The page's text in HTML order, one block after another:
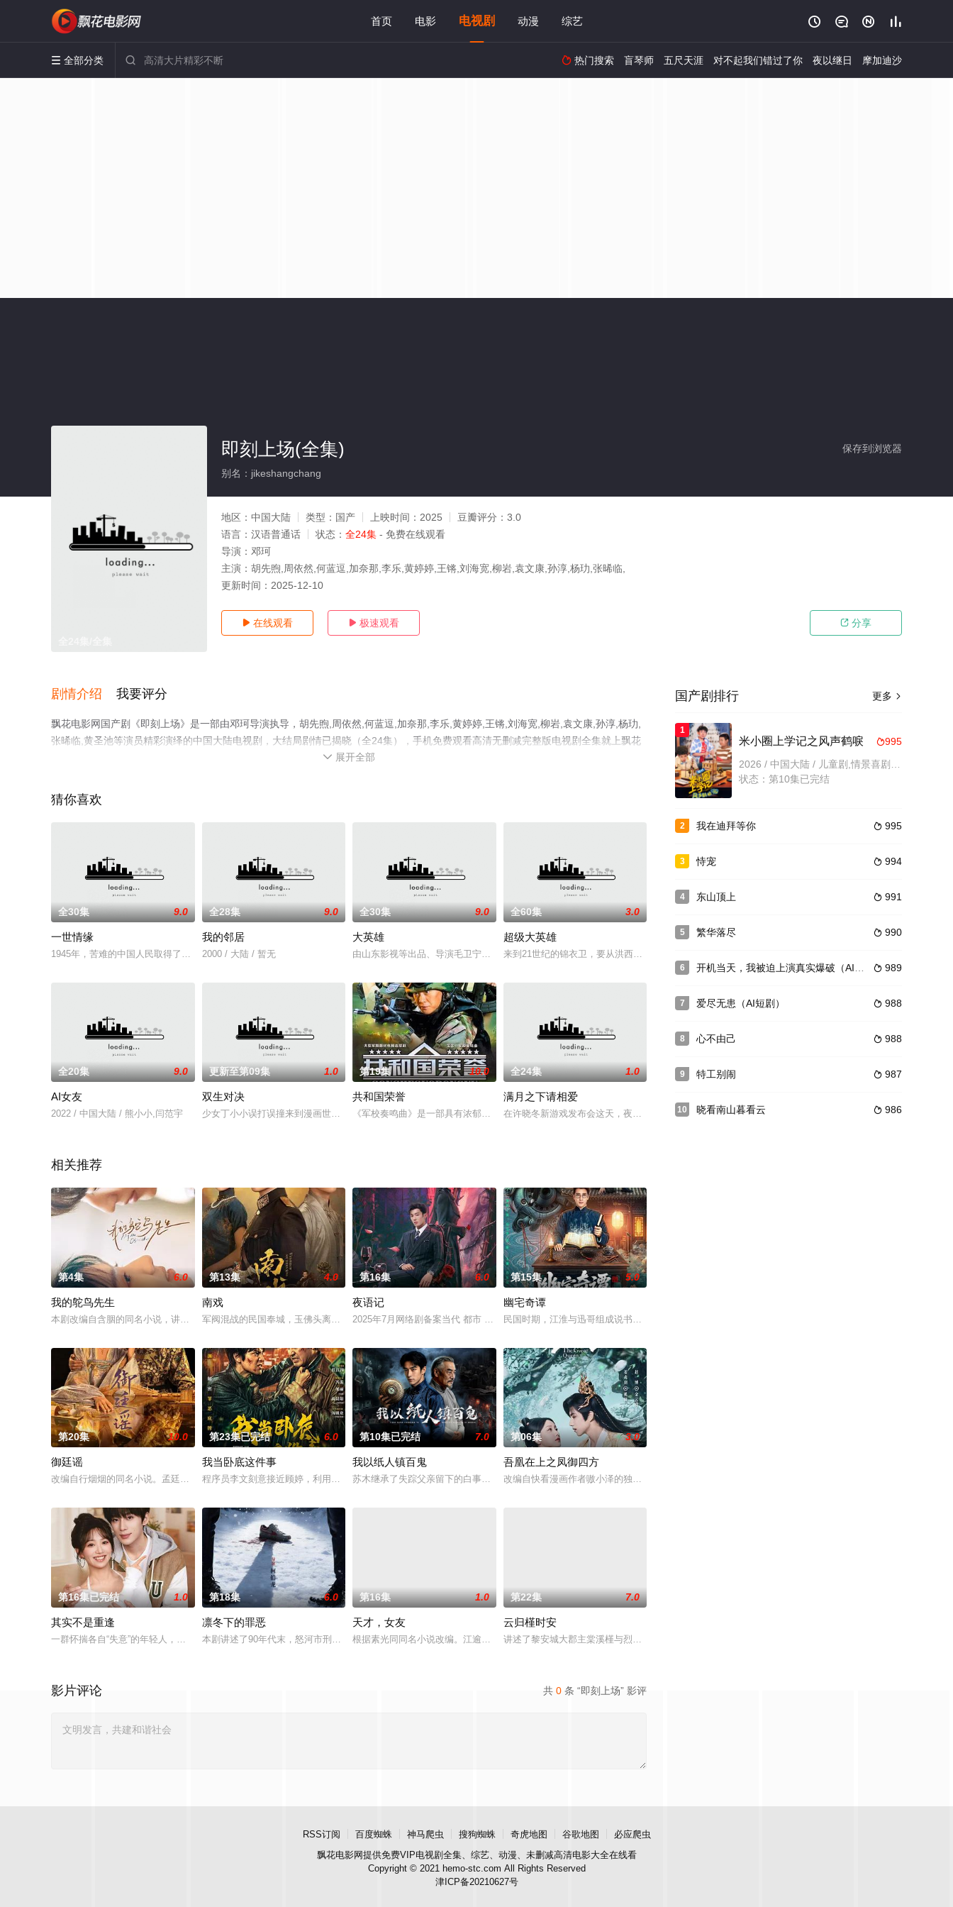
首页 电影 电视剧 动漫 综艺    
 全部分类   热门搜索 盲琴师 五尺天涯 对不起我们错过了你 夜以继日 摩加迪沙
保存到浏览器
即刻上场(全集)
别名：jikeshangchang
地区： 中国大陆 类型： 国产 上映时间： 2025 豆瓣评分： 3.0
语言： 汉语普通话 状态： 全24集 - 免费在线观看
导演： 邓珂
主演： 胡先煦,周依然,何蓝逗,加奈那,李乐,黄婷婷,王锵,刘海宽,柳岩,袁文康,孙淳,杨玏,张晞临,
更新时间： 2025-12-10
 在线观看  极速观看  分享
剧情介绍 我要评分
飘花电影网国产剧《即刻上场》是一部由邓珂导演执导，胡先煦,周依然,何蓝逗,加奈那,李乐,黄婷婷,王锵,刘海宽,柳岩,袁文康,孙淳,杨玏,
张晞临,黄圣池等演员精彩演绎的中国大陆电视剧，大结局剧情已揭晓（全24集），手机免费观看高清无删减完整版电视剧全集就上飘花
影院，更多相关信息可移步至豆瓣电视剧、电视猫或剧情网等平台了解。
 展开全部
猜你喜欢
全30集 9.0
一世情缘
1945年，苦难的中国人民取得了抗日战争的胜利。人们脸上露出了久违的笑容，他们此时还没想到，自己的命运还将随着时代的浪涛
全28集 9.0
我的邻居
2000 / 大陆 / 暂无
全30集 9.0
大英雄
由山东影视等出品、导演毛卫宁担任艺术总监，张彤、严俊里执导，李佳航MVP 贾青 主演的民国青春成长传奇剧《#大英雄# 》
全60集 3.0
超级大英雄
来到21世纪的锦衣卫，要从洪西东身上夺回夜明珠。结果却遇上了长相一样的洪晓东，再加上随身的龙纹玉佩
全20集 9.0
AI女友
2022 / 中国大陆 / 熊小小,闫范宇
更新至第09集 1.0
双生对决
少女丁小小误打误撞来到漫画世界，从白民城秘地醒来，竟发现自己的身份是城主婢女裴霜仪。在躲避卫士抓捕时，裴霜仪结识了城主萧
第19集 10.0
共和国荣誉
《军校奏鸣曲》是一部具有浓郁音乐色彩的青春励志剧，它以我军某IT信息指挥学院组建一支军乐队为故事框架，运用精彩的情节和典
全24集 1.0
满月之下请相爱
在许晓冬新游戏发布会这天，夜空中出现天文奇观“超级满月”。梦幻的月光之下，一个清新甜美的女生落在了
相关推荐
第4集 6.0
我的鸵鸟先生
本剧改编自含胭的同名小说，讲述了邻家女孩庞倩（苏晓彤 饰）与童年时因一场意外落下身体残缺的少年顾铭夕（何洛洛 饰）的成长
第13集 4.0
南戏
军阀混战的民国奉城，玉佛头离奇失窃，戏班主横尸戏台，将冷血少帅许又安与昆曲名伶荣筱楠推向不死不休的对立绝境。而他们不知，
第16集 6.0
夜语记
2025年7月网络剧备案当代 都市 海南越酷文化传媒有限公司
第15集 5.0
幽宅奇谭
民国时期，江淮与迅哥组成说书班子，偶遇“白天人住屋，晚上鬼占房”的阴阳宅，江淮被掳走配“阴婚”。他与女
第20集 10.0
御廷谣
改编自行烟烟的同名小说。孟廷辉，大平王朝有史以来个以女子进士科三元及第入翰林院的奇女子。十年前的她被他从死人堆里救出来，
第23集已完结 6.0
我当卧底这件事
程序员李文刻意接近顾婷，利用顾炎女儿奴的属性，请求老炮儿顾炎带自己用程序员身份卧底电诈集团以求查出未婚妻离奇死亡的真相。
第10集已完结 7.0
我以纸人镇百鬼
苏木继承了失踪父亲留下的白事馆，本想低调扎纸维生，却因一具流血的新娘纸人卷入了一场跨越十年的惊天阴谋。这纸人身上，竟贴着
第06集 3.0
吾凰在上之凤御四方
改编自快看漫画作者嗷小泽的独家连载漫画《吾凰在上》。现代少女奚圆（姜贞羽 饰）因意外踏入玄机界，继
第16集已完结 1.0
其实不是重逢
一群怀揣各自“失意”的年轻人，在沿海小城南安相遇相知，他们决心各展所长创办旅行社。他们以当地的特色人文与美食为引，用真诚
第18集 6.0
凛冬下的罪恶
本剧讲述了90年代末，怒河市刑侦支队在无普及监控、无DNA鉴定技术的支持下，通过摸排、勘查等传统刑侦手段，接连破获数起重
第16集 1.0
天才，女友
根据素光同同名小说改编。江逾白长大以后，林知夏忽然对他说：“江逾白，我喜欢你，哲学和生物学意义上的喜欢。”那个夜晚，他脸
第22集 7.0
云归槿时安
讲述了黎安城大郡主棠溪槿与烈云峥之间曲折动人的情感，以及他们在复杂局势中坚守初心、勇敢面对困难的
共 0 条 “即刻上场” 影评
影片评论
更多 
国产剧排行
1
995
米小圈上学记之风声鹤唳
状态：第10集已完结
2  995
我在迪拜等你
3  994
恃宠
4  991
东山顶上
5  990
繁华落尽
6  989
开机当天，我被迫上演真实爆破（AI短剧）
7  988
爱尽无患（AI短剧）
8  988
心不由己
9  987
特工别闹
10  986
晓看南山暮看云
RSS订阅 百度蜘蛛 神马爬虫 搜狗蜘蛛 奇虎地图 谷歌地图
必应爬虫
飘花电影网提供免费VIP电视剧全集、综艺、动漫、未删减高清电影大全在线看
Copyright © 2021 hemo-stc.com All Rights Reserved
津ICP备20210627号